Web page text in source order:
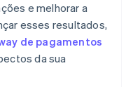
e melhorar a
esses resultados,
de pagamentos
da sua